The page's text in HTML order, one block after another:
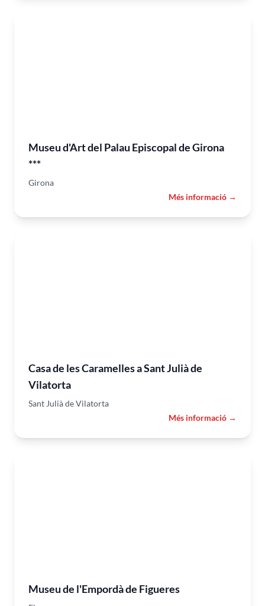
Museu d'Art del Palau Episcopal de Girona
***
Girona
Més informació →
Casa de les Caramelles a Sant Julià de
Vilatorta
Sant Julià de Vilatorta
Més informació →
Museu de l'Empordà de Figueres